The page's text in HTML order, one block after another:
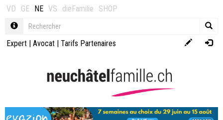
VD GE NE VS dieFamilie SHOP
Expert | Avocat | Tarifs Partenaires